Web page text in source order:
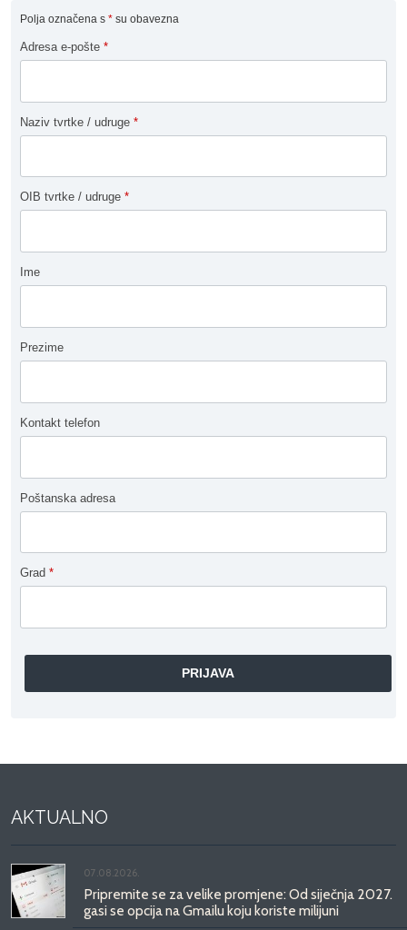
Polja označena s * su obavezna
Adresa e-pošte *
Naziv tvrtke / udruge *
OIB tvrtke / udruge *
Ime
Prezime
Kontakt telefon
Poštanska adresa
Grad *
AKTUALNO
07.08.2026.
Pripremite se za velike promjene: Od siječnja 2027.
gasi se opcija na Gmailu koju koriste milijuni